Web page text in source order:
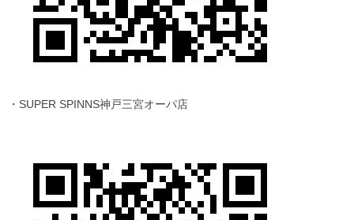
・SUPER SPINNS神戸三宮オーパ店